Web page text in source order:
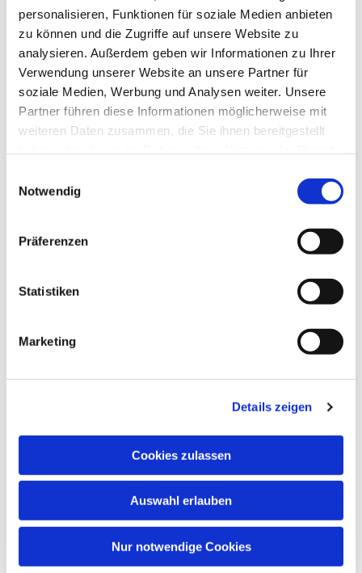
personalisieren, Funktionen für soziale Medien anbieten
zu können und die Zugriffe auf unsere Website zu
analysieren. Außerdem geben wir Informationen zu Ihrer
Verwendung unserer Website an unsere Partner für
soziale Medien, Werbung und Analysen weiter. Unsere
Partner führen diese Informationen möglicherweise mit
weiteren Daten zusammen, die Sie ihnen bereitgestellt
Notwendig
Präferenzen
Statistiken
Marketing
Details zeigen
Cookies zulassen
Auswahl erlauben
Nur notwendige Cookies